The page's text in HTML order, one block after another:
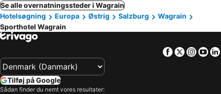
Se alle overnatningssteder i Wagrain
Hotelsøgning
Europa Østrig Salzburg
Wagrain
Sporthotel Wagrain
Facebook
Twitter
Tilføj på Google
Sådan finder du nemt vores resultater: